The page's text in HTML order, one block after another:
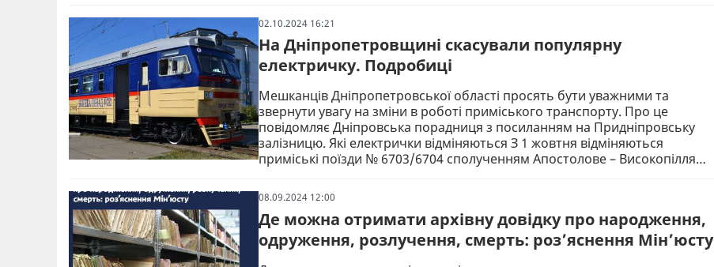
02.10.2024 16:21
На Дніпропетровщині скасували популярну
електричку. Подробиці
Мешканців Дніпропетровської області просять бути уважними та
звернути увагу на зміни в роботі приміського транспорту. Про це
повідомляє Дніпровська порадниця з посиланням на Придніпровську
залізницю. Які електрички відміняються З 1 жовтня відміняються
приміські поїзди № 6703/6704 сполученням Апостолове – Високопілля…
08.09.2024 12:00
Де можна отримати архівну довідку про народження,
одруження, розлучення, смерть: роз’яснення Мін’юсту